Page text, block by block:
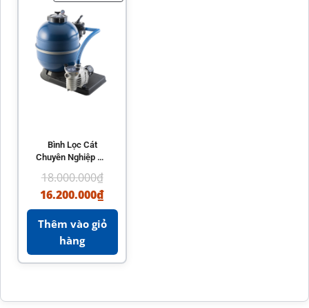
Bình Lọc Cát
Chuyên Nghiệp Hồ
EVO
18.000.000₫
16.200.000₫
Thêm vào giỏ
hàng